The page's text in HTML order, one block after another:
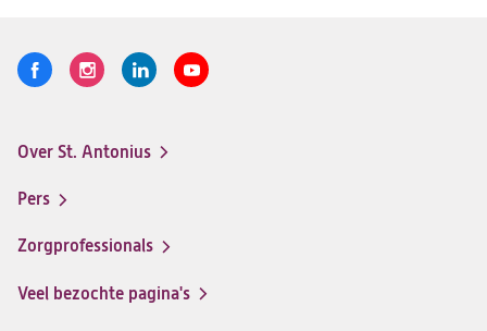
Volg
Logo
een
ziekenhuis
op
Logo
een
op
Logo
een
op
Logo
menu
Over St. Antonius
Pers
Zorgprofessionals
Veel bezochte pagina's